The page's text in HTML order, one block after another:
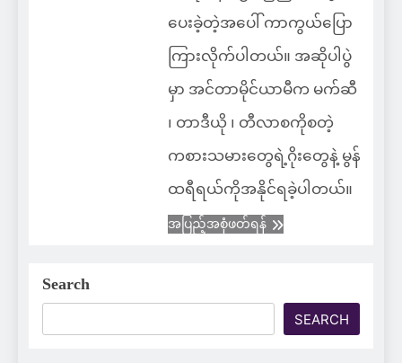
ပေးခဲ့တဲ့အပေါ် ကာကွယ်ပြော
ကြားလိုက်ပါတယ်။ အဆိုပါပွဲ
မှာ အင်တာမိုင်ယာမီက မက်ဆီ
၊ တာဒီယို ၊ တီလာစကိုစတဲ့
ကစားသမားတွေရဲ့ဂိုးတွေနဲ့ မွန်
ထရီရယ်ကိုအနိုင်ရခဲ့ပါတယ်။
အပြည့်အစုံဖတ်ရန်
Search
SEARCH